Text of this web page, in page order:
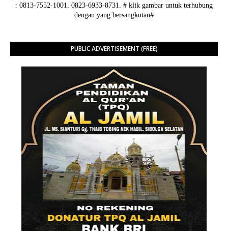
: 0813-7552-1001. 0823-6933-8731. # klik gambar untuk terhubung
dengan yang bersangkutan#
PUBLIC ADVERTISEMENT (FREE)